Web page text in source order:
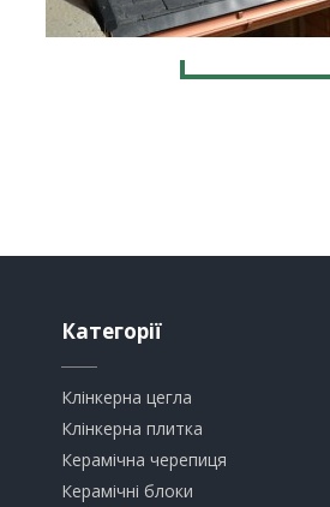
Категорії
Клінкерна цегла
​Клінкерна плитка
​Керамічна черепиця
​Керамічні блоки